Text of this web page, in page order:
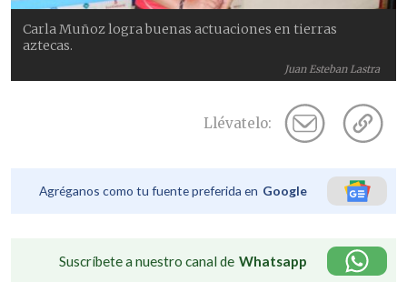
Juan Esteban Lastra
Carla Muñoz logra buenas actuaciones en tierras
aztecas.
Llévatelo:
Agréganos como tu fuente preferida en Google
Suscríbete a nuestro canal de Whatsapp